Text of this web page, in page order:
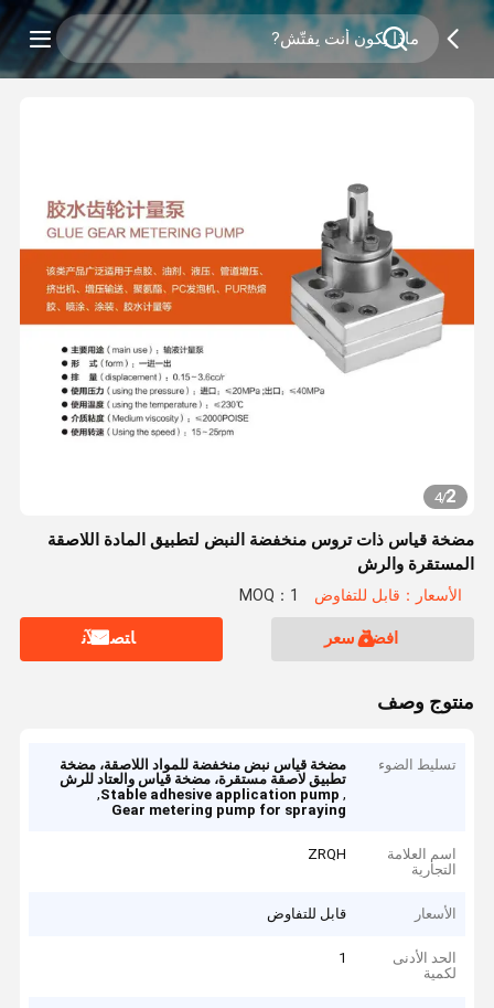
2
/
4
مضخة قياس ذات تروس منخفضة النبض لتطبيق المادة اللاصقة
المستقرة والرش
الأسعار：قابل للتفاوض MOQ：1
افضل سعر ﺎﺘﺼﻟ ﺍﻶﻧ
منتوج وصف
تسليط الضوء
مضخة قياس نبض منخفضة للمواد اللاصقة، مضخة
تطبيق لاصقة مستقرة، مضخة قياس والعتاد للرش
,
Stable adhesive application pump
,
Gear metering pump for spraying
اسم العلامة
التجارية
ZRQH
الأسعار قابل للتفاوض
الحد الأدنى
لكمية
1